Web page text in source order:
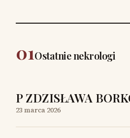
01Ostatnie nekrologi
P ZDZISŁAWA
23 marca 2026